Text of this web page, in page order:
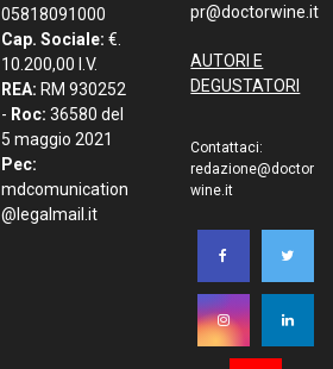
05818091000
Cap. Sociale: €.
10.200,00 I.V.
REA: RM 930252
- Roc: 36580 del
5 maggio 2021
Pec:
mdcomunication
@legalmail.it
pr@doctorwine.it
AUTORI E
DEGUSTATORI
Contattaci:
redazione@doctor
wine.it